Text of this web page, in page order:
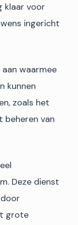
klaar voor
ingericht
waarmee
kunnen
zoals het
beheren van
Deze dienst
grote